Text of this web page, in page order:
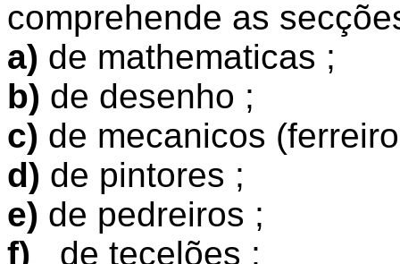
comprehende as
a) de mathematicas ;
b) de desenho ;
c) de mecanicos
d) de pintores ;
e) de pedreiros ;
f)
de tecelões ;